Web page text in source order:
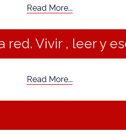
Read More...
red. Vivir , leer y
Read More...